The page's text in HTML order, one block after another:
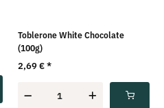
Toblerone White Chocolate
(100g)
2,69 €*